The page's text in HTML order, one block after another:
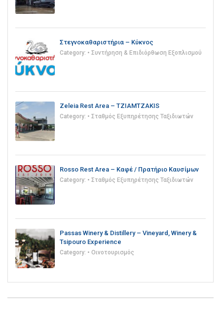
Στεγνοκαθαριστήρια – Κύκνος
Category: • Συντήρηση & Επιδιόρθωση Εξοπλισμού
Zeleia Rest Area – TZIAMTZAKIS
Category: • Σταθμός Εξυπηρέτησης Ταξιδιωτών
Rosso Rest Area – Καφέ / Πρατήριο Καυσίμων
Category: • Σταθμός Εξυπηρέτησης Ταξιδιωτών
Passas Winery & Distillery – Vineyard, Winery &
Tsipouro Experience
Category: • Οινοτουρισμός